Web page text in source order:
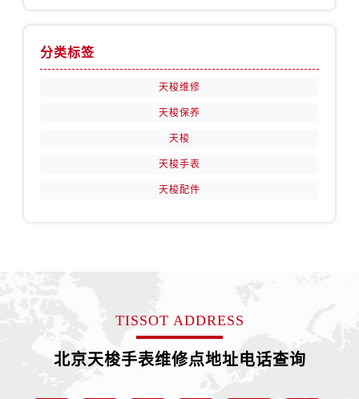
分类标签
天梭维修
天梭保养
天梭
天梭手表
天梭配件
TISSOT ADDRESS
北京天梭手表维修点地址电话查询